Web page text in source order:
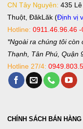
CN Tây Nguyên: 435
Thuột, ĐăkLăk (Định vị
Hotline: 0911.46.96.46
*Ngoài ra chúng tôi còn
Thạnh, Tân Phú, Quận
Hotline 27/4:
CHÍNH SÁCH BÁN HÀNG